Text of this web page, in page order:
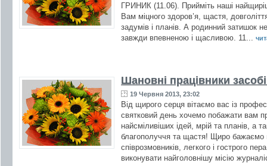
ГРИНИК (11.06). Прийміть наші
Вам міцного здоров’я, щастя,
задумів і планів. А родинний затишок
завжди впевненою і щасливою. 11...
Шановні працівники
19 Червня 2013, 23:02
Від щирого серця вітаємо вас із
святковий день хочемо побажати вам
найсміливіших ідей, мрій та планів, а
благополуччя та щастя! Щиро бажаємо
співрозмовників, легкого і гострого
виконувати найголовнішу місію